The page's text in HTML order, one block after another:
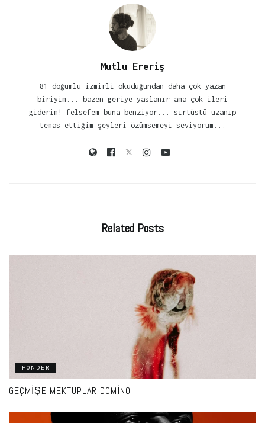
Mutlu Ereriş
81 doğumlu izmirli okuduğundan daha çok yazan
biriyim... bazen geriye yaslanır ama çok ileri
giderim! felsefem buna benziyor... sırtüstü uzanıp
temas ettiğim şeyleri özümsemeyi seviyorum...
Related Posts
PONDER
GEÇMIŞE MEKTUPLAR DOMINO